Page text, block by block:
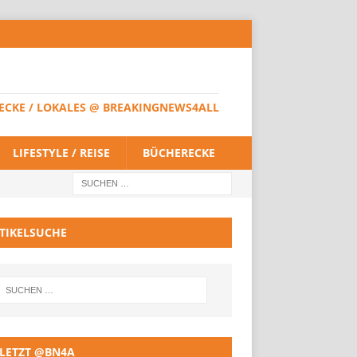
/ LOKALES @ BREAKINGNEWS4ALL
LIFESTYLE / REISE BÜCHERECKE
@BN4A